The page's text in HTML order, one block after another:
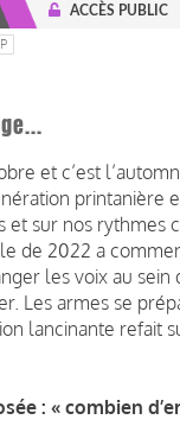
ACCÈS PUBLIC
et c’est
printanière
et sur nos
de 2022 a
les voix au
Les armes se
lancinante refait
: « combien